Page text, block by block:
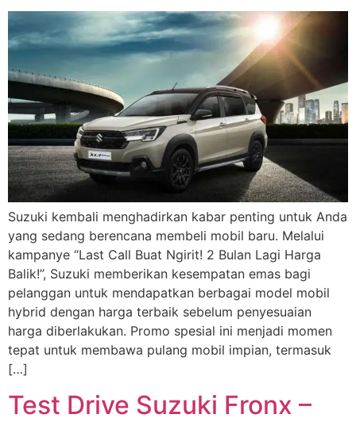
Suzuki kembali menghadirkan kabar penting untuk Anda
yang sedang berencana membeli mobil baru. Melalui
kampanye “Last Call Buat Ngirit! 2 Bulan Lagi Harga
Balik!”, Suzuki memberikan kesempatan emas bagi
pelanggan untuk mendapatkan berbagai model mobil
hybrid dengan harga terbaik sebelum penyesuaian
harga diberlakukan. Promo spesial ini menjadi momen
tepat untuk membawa pulang mobil impian, termasuk
[…]
Test Drive Suzuki Fronx –